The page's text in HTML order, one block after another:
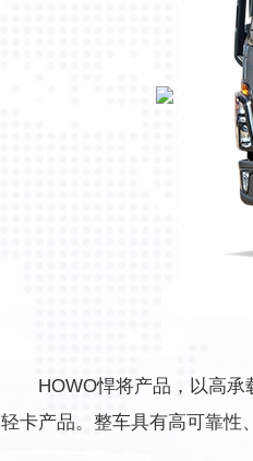
HOWO悍将产品，以高
轻卡产品。整车具有高可靠性